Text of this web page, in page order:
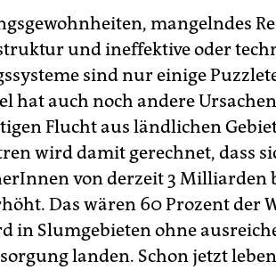
mangelndes
und ineffektive oder
sind nur einige
hat auch noch andere
Flucht aus ländlichen
wird damit gerechnet, dass
von derzeit 3 Milliarden
Das wären 60 Prozent der
in Slumgebieten ohne
landen. Schon jetzt